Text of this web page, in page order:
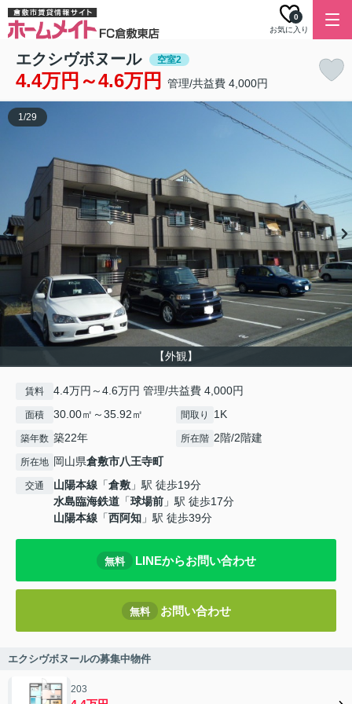
お気に入り
0
エクシヴボヌール 空室2
4.4万円～4.6万円 管理/共益費 4,000円
【外観】
1/29
賃料 4.4万円～4.6万円 管理/共益費 4,000円
面積 30.00㎡～35.92㎡ 間取り 1K
築年数 築22年 所在階 2階/2階建
所在地 岡山県倉敷市八王寺町
交通 山陽本線 「倉敷 」駅 徒歩19分
水島臨海鉄道 「球場前 」駅 徒歩17分
山陽本線 「西阿知 」駅 徒歩39分
無料 LINEからお問い合わせ
無料 お問い合わせ
エクシヴボヌールの募集中物件
203